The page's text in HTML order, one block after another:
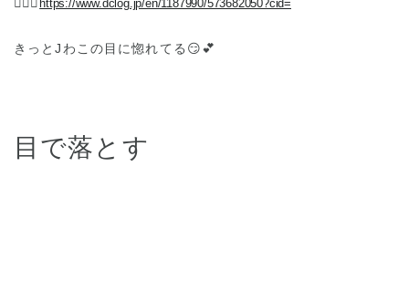
💁🏼‍♀️ https://www.dclog.jp/en/1187990/573682050?cid=
きっとJわこの目に惚れてる😏💕
目で落とす